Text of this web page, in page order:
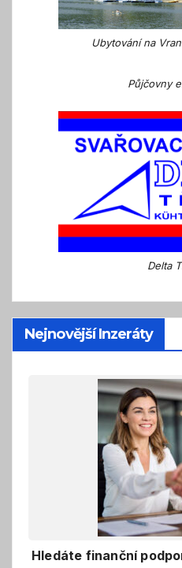
Ubytování na
Půjčovny
Delta
Nejnovější Inzeráty
Hledáte finanční